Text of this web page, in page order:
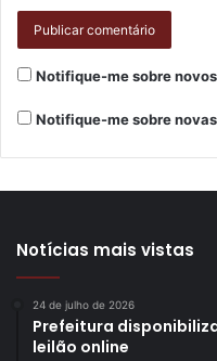
Foto: Emerson Dias/NCom
Rodrigo Souza, que
Modena na posição de
Notifique-me sobre
Notifique-me sobre
Notícias mais vistas
24 de julho de 2026
Prefeitura
leilão online